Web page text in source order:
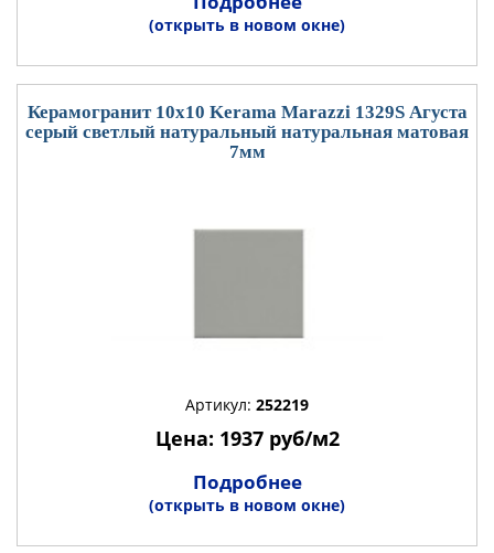
(открыть в новом окне)
Керамогранит 10x10 Kerama Marazzi 1329S Агуста
серый светлый натуральный натуральная матовая
7мм
Артикул: 252219
Цена: 1937 руб/м2
Подробнее
(открыть в новом окне)